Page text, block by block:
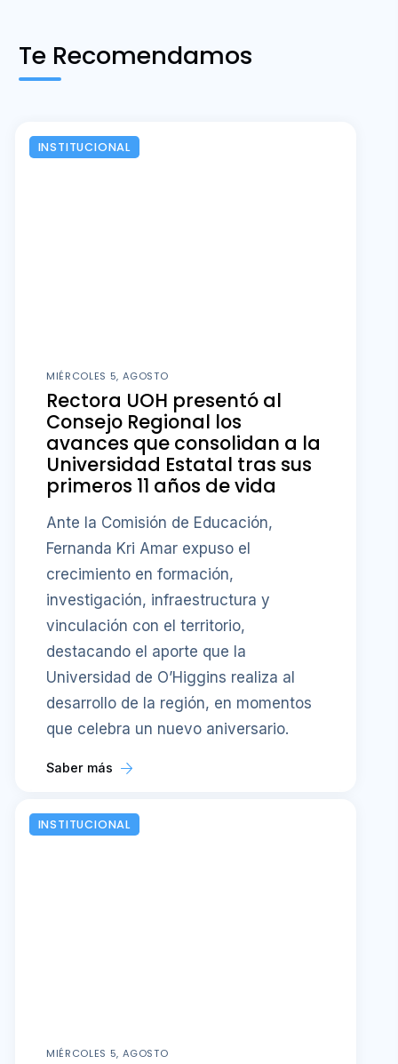
Te Recomendamos
INSTITUCIONAL
MIÉRCOLES 5, AGOSTO
Rectora UOH presentó al
Consejo Regional los
avances que consolidan a la
Universidad Estatal tras sus
primeros 11 años de vida
Ante la Comisión de Educación,
Fernanda Kri Amar expuso el
crecimiento en formación,
investigación, infraestructura y
vinculación con el territorio,
destacando el aporte que la
Universidad de O’Higgins realiza al
desarrollo de la región, en momentos
que celebra un nuevo aniversario.
Saber más
INSTITUCIONAL
MIÉRCOLES 5, AGOSTO